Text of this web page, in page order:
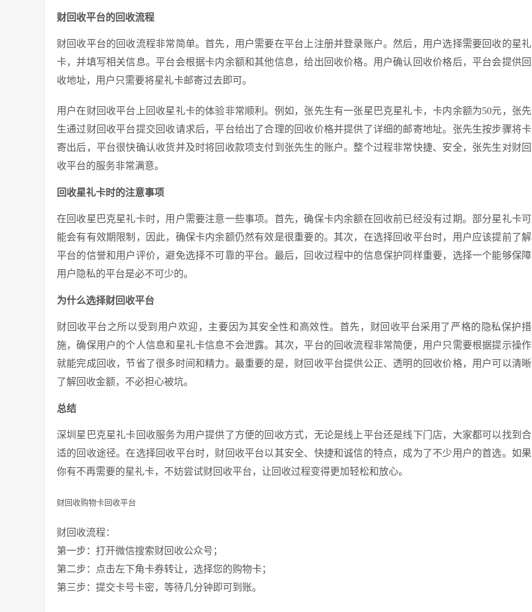
财回收平台的回收流程
财回收平台的回收流程非常简单。首先，用户需要在平台上注册并登录账户。然后，用户选择需要回收的星礼
卡，并填写相关信息。平台会根据卡内余额和其他信息，给出回收价格。用户确认回收价格后，平台会提供回
收地址，用户只需要将星礼卡邮寄过去即可。
用户在财回收平台上回收星礼卡的体验非常顺利。例如，张先生有一张星巴克星礼卡，卡内余额为50元，张先
生通过财回收平台提交回收请求后，平台给出了合理的回收价格并提供了详细的邮寄地址。张先生按步骤将卡
寄出后，平台很快确认收货并及时将回收款项支付到张先生的账户。整个过程非常快捷、安全，张先生对财回
收平台的服务非常满意。
回收星礼卡时的注意事项
在回收星巴克星礼卡时，用户需要注意一些事项。首先，确保卡内余额在回收前已经没有过期。部分星礼卡可
能会有有效期限制，因此，确保卡内余额仍然有效是很重要的。其次，在选择回收平台时，用户应该提前了解
平台的信誉和用户评价，避免选择不可靠的平台。最后，回收过程中的信息保护同样重要，选择一个能够保障
用户隐私的平台是必不可少的。
为什么选择财回收平台
财回收平台之所以受到用户欢迎，主要因为其安全性和高效性。首先，财回收平台采用了严格的隐私保护措
施，确保用户的个人信息和星礼卡信息不会泄露。其次，平台的回收流程非常简便，用户只需要根据提示操作
就能完成回收，节省了很多时间和精力。最重要的是，财回收平台提供公正、透明的回收价格，用户可以清晰
了解回收金额，不必担心被坑。
总结
深圳星巴克星礼卡回收服务为用户提供了方便的回收方式，无论是线上平台还是线下门店，大家都可以找到合
适的回收途径。在选择回收平台时，财回收平台以其安全、快捷和诚信的特点，成为了不少用户的首选。如果
你有不再需要的星礼卡，不妨尝试财回收平台，让回收过程变得更加轻松和放心。
财回收购物卡回收平台
财回收流程：
第一步：打开微信搜索财回收公众号；
第二步：点击左下角卡券转让，选择您的购物卡；
第三步：提交卡号卡密，等待几分钟即可到账。